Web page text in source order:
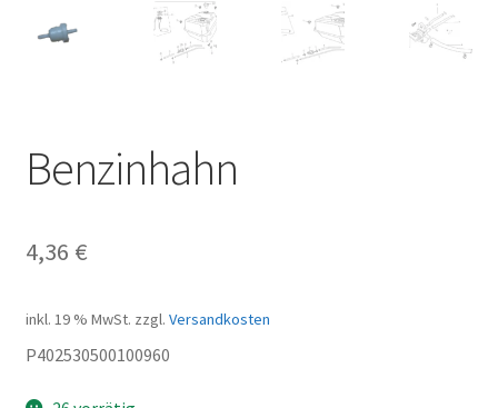
Benzinhahn
4,36 €
inkl. 19 % MwSt. zzgl. Versandkosten
P402530500100960